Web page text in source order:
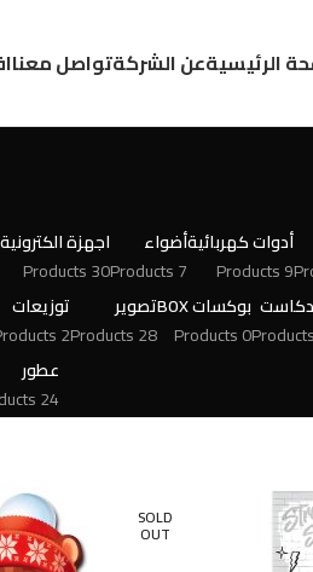
الرئيسيةعن الشركةتواصل معنا
أدوات كهربائية
9 Products
أضواء
7 Products
اجهزة الكترونية
30 Products
بوكسات BOX
0 Products
تصوير
28 Products
توزيعات
2 Products
عطور
24 Products
SOLD
OUT